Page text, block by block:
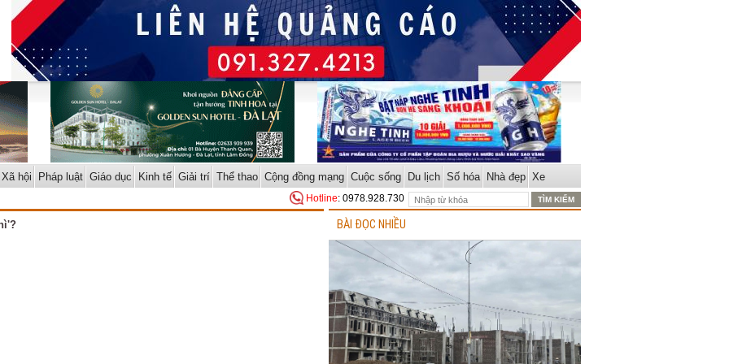
Xã hội Pháp luật Giáo dục Kinh tế Giải trí Thể thao Cộng đồng mạng Cuộc sống Du lịch Số hóa Nhà đẹp Xe
Hotline: 0978.928.730
BÀI ĐỌC NHIỀU